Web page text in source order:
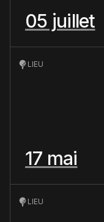
05 juillet
LIEU
17 mai
LIEU